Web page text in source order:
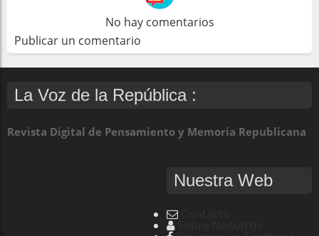
No hay comentarios
Publicar un comentario
La Voz de la República :
Revista Digital de Pensamiento y Memoria Republicana
Nuestra Web